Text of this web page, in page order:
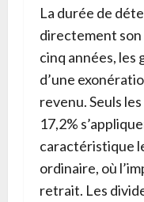
La durée de
directement
cinq années,
d’une
revenu. Seuls
17,2%
caractéristique
ordinaire, où
retrait. Les